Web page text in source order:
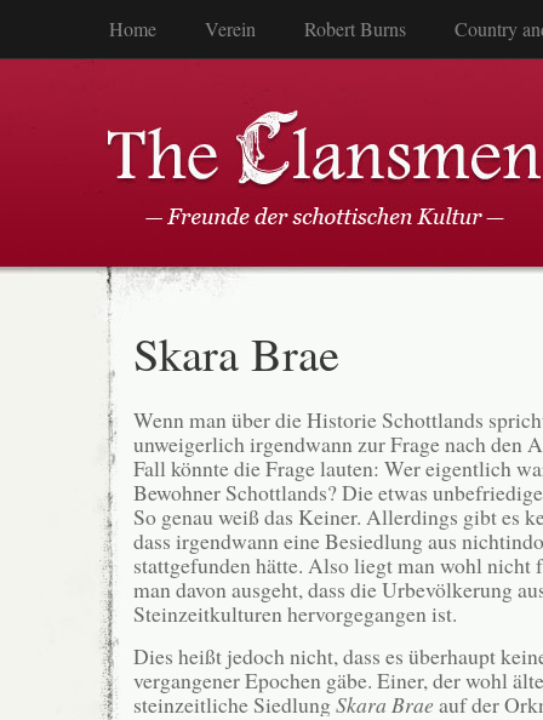
Home Verein Robert Burns Country
Skara Brae
Wenn man über die Historie Schottlands
unweigerlich irgendwann zur Frage nach den
Fall könnte die Frage lauten: Wer eigentlich
Bewohner Schottlands? Die etwas
So genau weiß das Keiner. Allerdings gibt es
dass irgendwann eine Besiedlung aus
stattgefunden hätte. Also liegt man wohl nicht
man davon ausgeht, dass die Urbevölkerung
Steinzeitkulturen hervorgegangen ist.
Dies heißt jedoch nicht, dass es überhaupt
vergangener Epochen gäbe. Einer, der wohl
steinzeitliche SiedlungSkara Brae auf der